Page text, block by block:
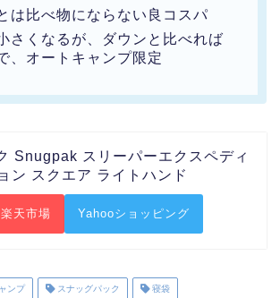
は比べ物にならない良コスパ
さくなるが、ダウンと比べれば
、オートキャンプ限定
Snugpak スリーパーエクスペディ
ン スクエア ライトハンド
楽天市場 Yahooショッピング
ンプ スナッグパック 寝袋